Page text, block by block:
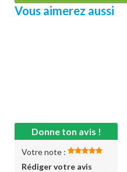
Vous aimerez aussi
Donne ton avis !
Votre note :
Rédiger votre avis